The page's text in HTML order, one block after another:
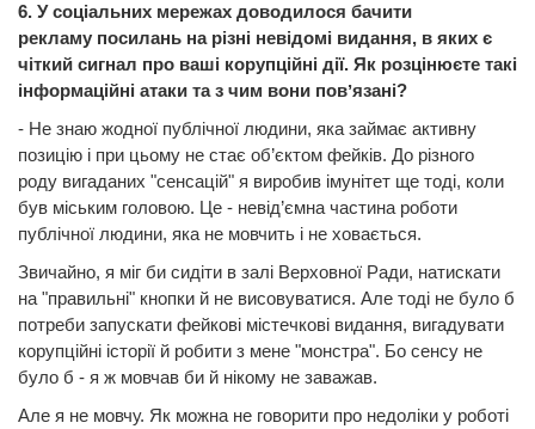
6. У соціальних мережах доводилося бачити
рекламу посилань на різні невідомі видання, в яких є
чіткий сигнал про ваші корупційні дії. Як розцінюєте такі
інформаційні атаки та з чим вони повʼязані?
- Не знаю жодної публічної людини, яка займає активну
позицію і при цьому не стає об’єктом фейків. До різного
роду вигаданих "сенсацій" я виробив імунітет ще тоді, коли
був міським головою. Це - невід’ємна частина роботи
публічної людини, яка не мовчить і не ховається.
Звичайно, я міг би сидіти в залі Верховної Ради, натискати
на "правильні" кнопки й не висовуватися. Але тоді не було б
потреби запускати фейкові містечкові видання, вигадувати
корупційні історії й робити з мене "монстра". Бо сенсу не
було б - я ж мовчав би й нікому не заважав.
Але я не мовчу. Як можна не говорити про недоліки у роботі